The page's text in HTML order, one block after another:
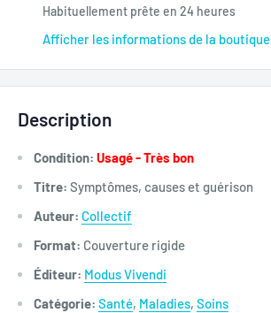
Habituellement prête en 24 heures
Afficher les informations de la boutique
Description
Condition: Usagé - Très bon
Titre: Symptômes, causes et guérison
Auteur: Collectif
Format: Couverture rigide
Éditeur: Modus Vivendi
Catégorie: Santé, Maladies, Soins